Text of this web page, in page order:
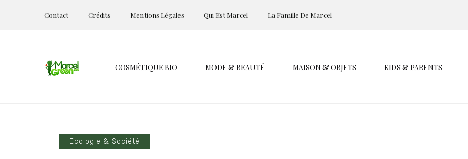
Contact Crédits Mentions Légales Qui Est Marcel La Famille De Marcel
COSMÉTIQUE BIO MODE & BEAUTÉ MAISON & OBJETS KIDS & PARENTS
Ecologie & Société